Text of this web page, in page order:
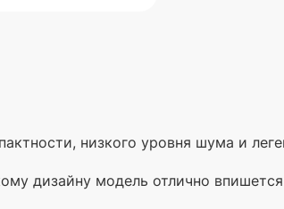
низкого уровня шума и
дизайну модель отлично